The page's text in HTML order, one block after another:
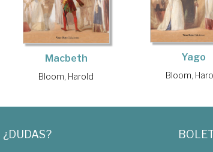
Macbeth
Bloom, Harold
Yago
Bloom,
¿DUDAS?